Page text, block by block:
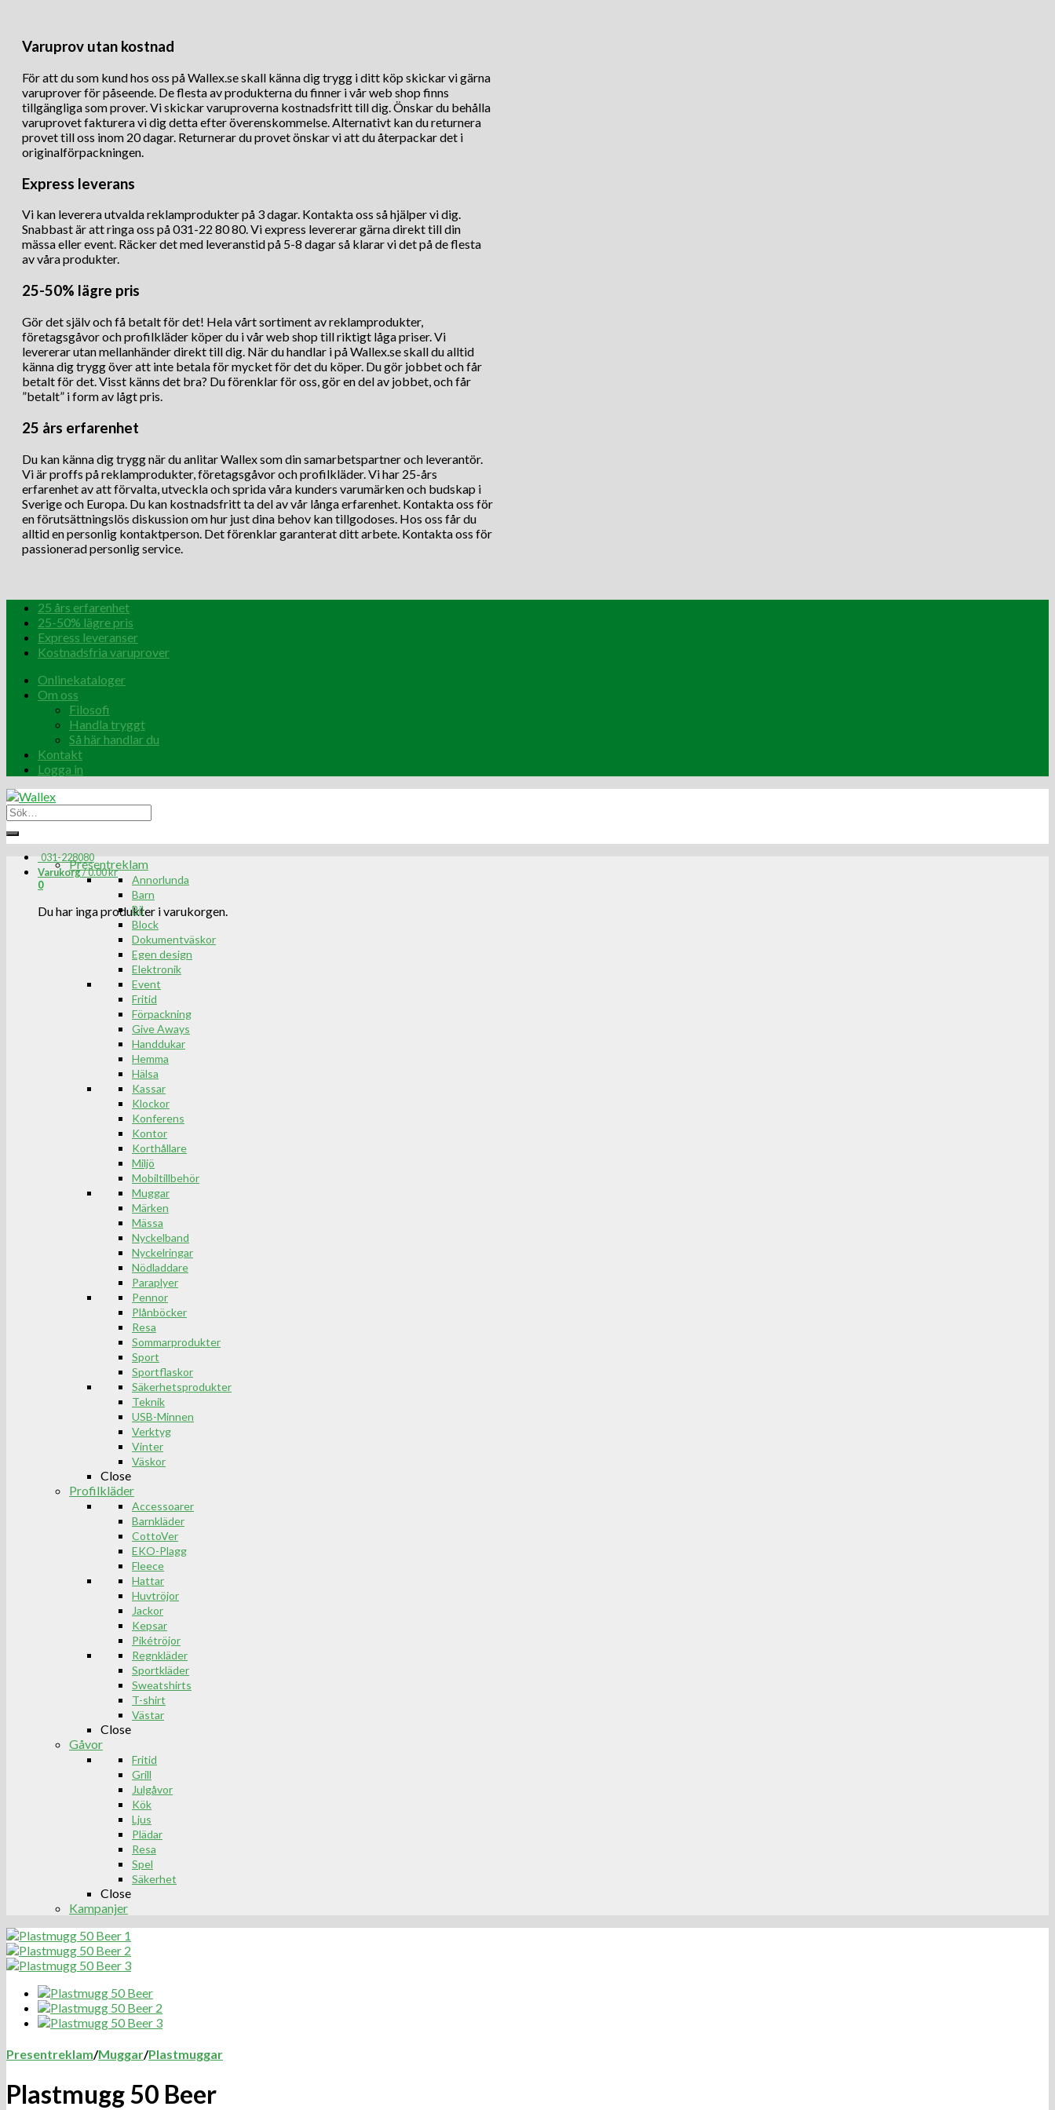
Varuprov utan kostnad
För att du som kund hos oss på Wallex.se skall känna dig trygg i ditt köp skickar vi gärna
varuprover för påseende. De flesta av produkterna du finner i vår web shop finns
tillgängliga som prover. Vi skickar varuproverna kostnadsfritt till dig. Önskar du behålla
varuprovet fakturera vi dig detta efter överenskommelse. Alternativt kan du returnera
provet till oss inom 20 dagar. Returnerar du provet önskar vi att du återpackar det i
originalförpackningen.
Express leverans
Vi kan leverera utvalda reklamprodukter på 3 dagar. Kontakta oss så hjälper vi dig.
Snabbast är att ringa oss på 031-22 80 80. Vi express levererar gärna direkt till din
mässa eller event. Räcker det med leveranstid på 5-8 dagar så klarar vi det på de flesta
av våra produkter.
25-50% lägre pris
Gör det själv och få betalt för det! Hela vårt sortiment av reklamprodukter,
företagsgåvor och profilkläder köper du i vår web shop till riktigt låga priser. Vi
levererar utan mellanhänder direkt till dig. När du handlar i på Wallex.se skall du alltid
känna dig trygg över att inte betala för mycket för det du köper. Du gör jobbet och får
betalt för det. Visst känns det bra? Du förenklar för oss, gör en del av jobbet, och får
”betalt” i form av lågt pris.
25 års erfarenhet
Du kan känna dig trygg när du anlitar Wallex som din samarbetspartner och leverantör.
Vi är proffs på reklamprodukter, företagsgåvor och profilkläder. Vi har 25-års
erfarenhet av att förvalta, utveckla och sprida våra kunders varumärken och budskap i
Sverige och Europa. Du kan kostnadsfritt ta del av vår långa erfarenhet. Kontakta oss för
en förutsättningslös diskussion om hur just dina behov kan tillgodoses. Hos oss får du
alltid en personlig kontaktperson. Det förenklar garanterat ditt arbete. Kontakta oss för
passionerad personlig service.
25 års erfarenhet
25-50% lägre pris
Express leveranser
Kostnadsfria varuprover
Onlinekataloger
Om oss
Filosofi
Handla tryggt
Så här handlar du
Kontakt
Logga in
031-228080
Varukorg/0.00kr
0
Du har inga produkter i varukorgen.
Presentreklam
Annorlunda
Barn
Bil
Block
Dokumentväskor
Egen design
Elektronik
Event
Fritid
Förpackning
Give Aways
Handdukar
Hemma
Hälsa
Kassar
Klockor
Konferens
Kontor
Korthållare
Miljö
Mobiltillbehör
Muggar
Märken
Mässa
Nyckelband
Nyckelringar
Nödladdare
Paraplyer
Pennor
Plånböcker
Resa
Sommarprodukter
Sport
Sportflaskor
Säkerhetsprodukter
Teknik
USB-Minnen
Verktyg
Vinter
Väskor
Close
Profilkläder
Accessoarer
Barnkläder
CottoVer
EKO-Plagg
Fleece
Hattar
Huvtröjor
Jackor
Kepsar
Pikétröjor
Regnkläder
Sportkläder
Sweatshirts
T-shirt
Västar
Close
Gåvor
Fritid
Grill
Julgåvor
Kök
Ljus
Plädar
Resa
Spel
Säkerhet
Close
Kampanjer
Presentreklam/Muggar/Plastmuggar
Plastmugg 50 Beer